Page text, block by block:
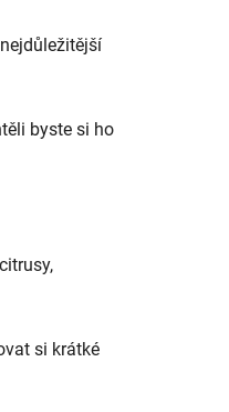
byste si ho
si krátké